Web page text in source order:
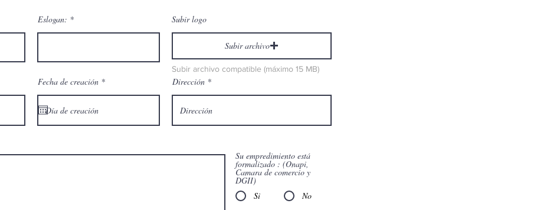
Eslogan: Subir logo
Subir archivo
Subir archivo compatible (máximo 15 MB)
Fecha de creación *r
q
Dirección
Su empredimiento está
formalizado : (Onapi,
Camara de comercio y
DGII)
Si
No